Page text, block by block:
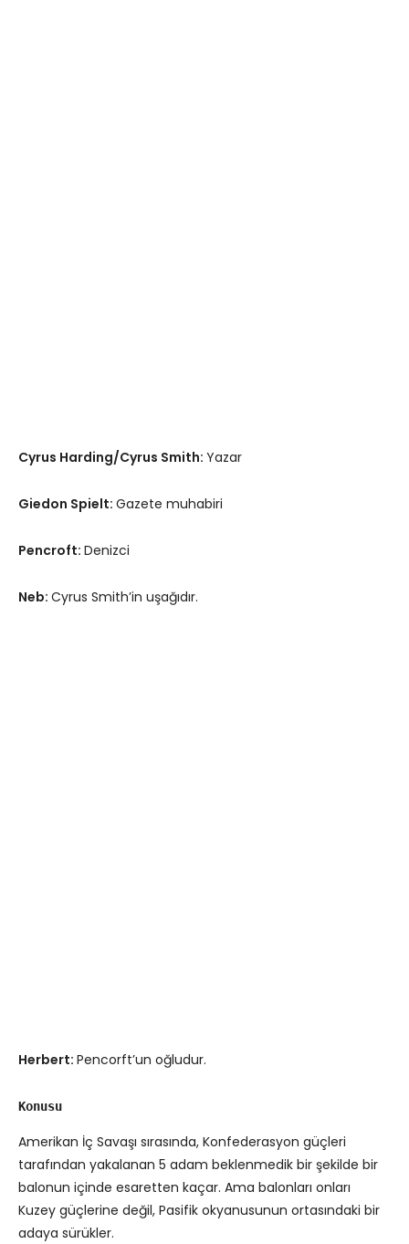
Cyrus Harding/Cyrus Smith: Yazar
Giedon Spielt: Gazete muhabiri
Pencroft: Denizci
Neb: Cyrus Smith’in uşağıdır.
Herbert: Pencorft’un oğludur.
Konusu
Amerikan İç Savaşı sırasında, Konfederasyon güçleri
tarafından yakalanan 5 adam beklenmedik bir şekilde bir
balonun içinde esaretten kaçar. Ama balonları onları
Kuzey güçlerine değil, Pasifik okyanusunun ortasındaki bir
adaya sürükler.